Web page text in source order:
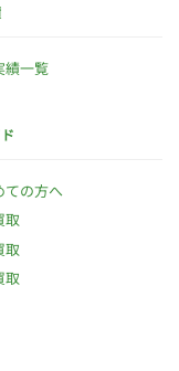
績一覧
ての方へ
取
取
取